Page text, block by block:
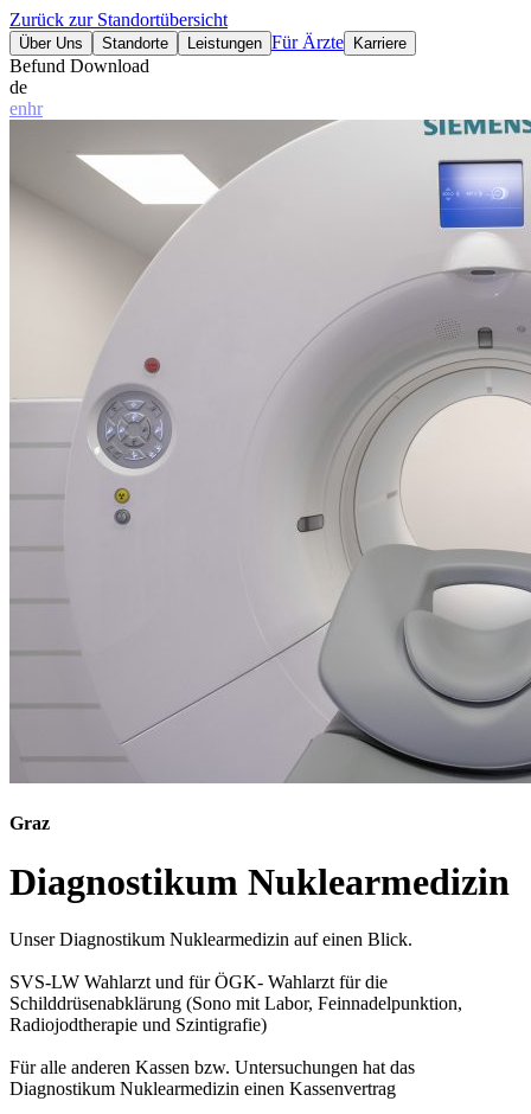
Zurück zur Standortübersicht
Über Uns Standorte Leistungen Für Ärzte Karriere
Befund Download
de
enhr
Graz
Diagnostikum Nuklearmedizin
Unser Diagnostikum Nuklearmedizin auf einen Blick.
SVS-LW Wahlarzt und für ÖGK- Wahlarzt für die
Schilddrüsenabklärung (Sono mit Labor, Feinnadelpunktion,
Radiojodtherapie und Szintigrafie)
Für alle anderen Kassen bzw. Untersuchungen hat das
Diagnostikum Nuklearmedizin einen Kassenvertrag